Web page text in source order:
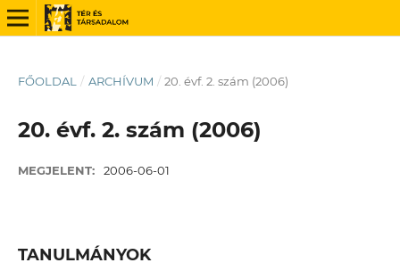
FŐOLDAL / ARCHÍVUM / 20. évf. 2. szám (2006)
20. évf. 2. szám (2006)
MEGJELENT: 2006-06-01
TANULMÁNYOK